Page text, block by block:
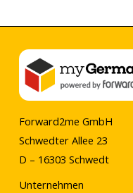
Forward2me GmbH
Schwedter Allee 23
D – 16303 Schwedt
Unternehmen